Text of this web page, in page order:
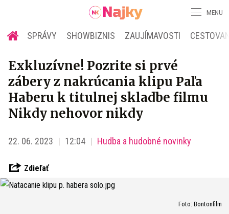
MENU
SPRÁVY SHOWBIZNIS ZAUJÍMAVOSTI
Exkluzívne! Pozrite si prvé
zábery z nakrúcania klipu Paľa
Haberu k titulnej skladbe filmu
Nikdy nehovor nikdy
22. 06. 2023 12:04 Hudba a hudobné novinky
Zdieľať
Foto: Bontonfilm